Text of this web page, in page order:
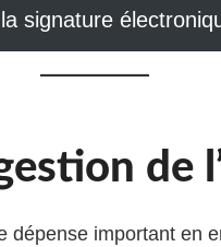
signature
de
dépense important en